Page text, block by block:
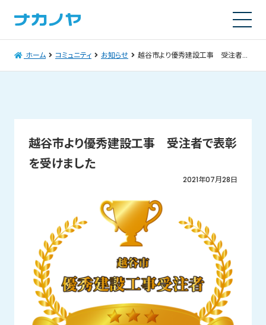
ホーム コミュニティ お知らせ 越谷市より優秀建設工事 受注者で表彰を受けました
越谷市より優秀建設工事 受注者で表彰
を受けました
2021年07月28日